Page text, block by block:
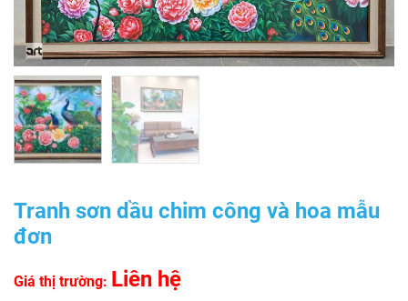
Tranh sơn dầu chim công và hoa mẫu
đơn
Giá thị trường: Liên hệ